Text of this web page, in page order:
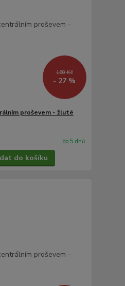
168 Kč
- 27 %
proševem - žluté
do 5 dnů
do košíku